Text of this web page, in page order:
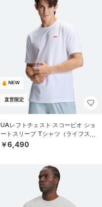
NEW
直営限定
UAレフトチェスト スコーピオ ショ
ートスリーブ Tシャツ（ライフスタ
イル/MEN）
￥6,490